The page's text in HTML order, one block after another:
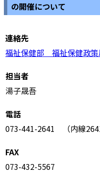
の開催について
連絡先
福祉保健部 福祉保健政
担当者
湯子晟吾
電話
073-441-2641 （内線2641
FAX
073-432-5567